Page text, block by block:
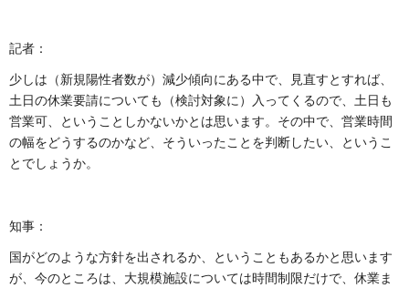
記者：
少しは（新規陽性者数が）減少傾向にある中で、見直すとすれば、
土日の休業要請についても（検討対象に）入ってくるので、土日も
営業可、ということしかないかとは思います。その中で、営業時間
の幅をどうするのかなど、そういったことを判断したい、というこ
とでしょうか。
知事：
国がどのような方針を出されるか、ということもあるかと思います
が、今のところは、大規模施設については時間制限だけで、休業ま